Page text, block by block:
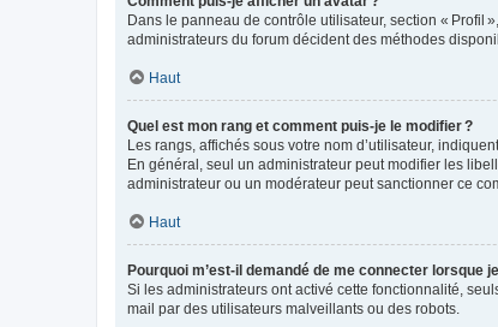
Dans le panneau de contrôle utilisateur, section « Profil
administrateurs du forum décident des méthodes
Haut
Quel est mon rang et comment puis-je le modifier ?
Les rangs, affichés sous votre nom d’utilisateur,
En général, seul un administrateur peut modifier les
administrateur ou un modérateur peut sanctionner ce
Haut
Pourquoi m’est-il demandé de me connecter lorsque
Si les administrateurs ont activé cette fonctionnalité,
mail par des utilisateurs malveillants ou des robots.